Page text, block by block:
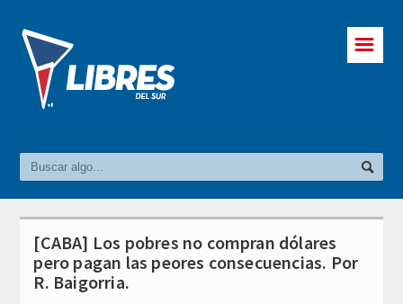
☰
[CABA] Los pobres no compran dólares
pero pagan las peores consecuencias. Por
R. Baigorria.